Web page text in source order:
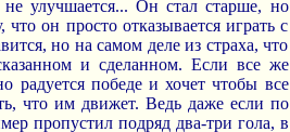
улучшается... Он стал старше, но
он просто отказывается играть с
но на самом деле из страха, что
и сделанном. Если все же
радуется победе и хочет чтобы все
что им движет. Ведь даже если по
пропустил подряд два-три гола, в